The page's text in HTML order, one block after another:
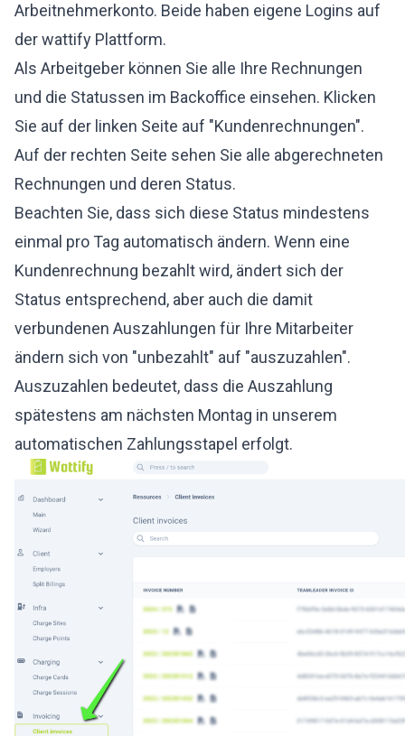
Arbeitnehmerkonto. Beide haben eigene Logins auf
der wattify Plattform.
Als Arbeitgeber können Sie alle Ihre Rechnungen
und die Statussen im Backoffice einsehen. Klicken
Sie auf der linken Seite auf "Kundenrechnungen".
Auf der rechten Seite sehen Sie alle abgerechneten
Rechnungen und deren Status.
Beachten Sie, dass sich diese Status mindestens
einmal pro Tag automatisch ändern. Wenn eine
Kundenrechnung bezahlt wird, ändert sich der
Status entsprechend, aber auch die damit
verbundenen Auszahlungen für Ihre Mitarbeiter
ändern sich von "unbezahlt" auf "auszuzahlen".
Auszuzahlen bedeutet, dass die Auszahlung
spätestens am nächsten Montag in unserem
automatischen Zahlungsstapel erfolgt.